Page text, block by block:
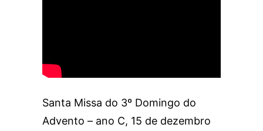
Santa Missa do 3º Domingo do
Advento – ano C, 15 de dezembro